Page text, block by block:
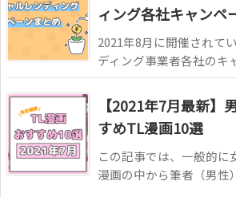
ィング各社キャンペ
2021年8月に開催されて
ディング事業者各社のキ
【2021年7月最新】
すめTL漫画10選
この記事では、一般的
漫画の中から筆者（男性